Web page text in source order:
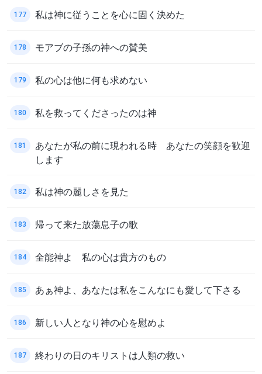
177 私は神に従うことを心に固く決めた
178 モアブの子孫の神への賛美
179 私の心は他に何も求めない
180 私を救ってくださったのは神
181
あなたが私の前に現われる時 あなたの笑顔を歓迎
します
182 私は神の麗しさを見た
183 帰って来た放蕩息子の歌
184 全能神よ 私の心は貴方のもの
185 あぁ神よ、あなたは私をこんなにも愛して下さる
186 新しい人となり神の心を慰めよ
187 終わりの日のキリストは人類の救い